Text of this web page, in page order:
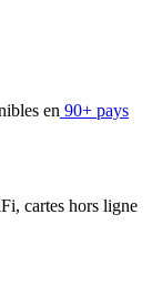
en 90+ pays
cartes hors ligne